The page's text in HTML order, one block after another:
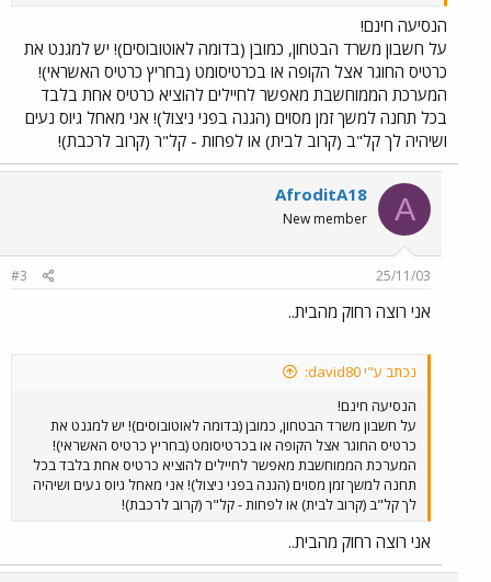
הנסיעה חינם!
על חשבון משרד הבטחון, כמובן (בדומה לאוטובוסים)! יש למגנט את
כרטיס החוגר אצל הקופה או בכרטיסומט (בחריץ כרטיס האשראי)!
המערכת הממוחשבת מאפשר לחיילים להוציא כרטיס אחת בלבד
בכל תחנה למשך זמן מסוים (הגנה בפני ניצול)! אני מאחל גיוס נעים
ושיהיה לך קל"ב (קרוב לבית) או לפחות - קל"ר (קרוב לרכבת)!
A
AfroditA18
New member
25/11/03
#3
אני רוצה רחוק מהבית..
נכתב ע"י david80:
הנסיעה חינם!
על חשבון משרד הבטחון, כמובן (בדומה לאוטובוסים)! יש למגנט את
כרטיס החוגר אצל הקופה או בכרטיסומט (בחריץ כרטיס האשראי)!
המערכת הממוחשבת מאפשר לחיילים להוציא כרטיס אחת בלבד בכל
תחנה למשך זמן מסוים (הגנה בפני ניצול)! אני מאחל גיוס נעים ושיהיה
לך קל"ב (קרוב לבית) או לפחות - קל"ר (קרוב לרכבת)!
אני רוצה רחוק מהבית..